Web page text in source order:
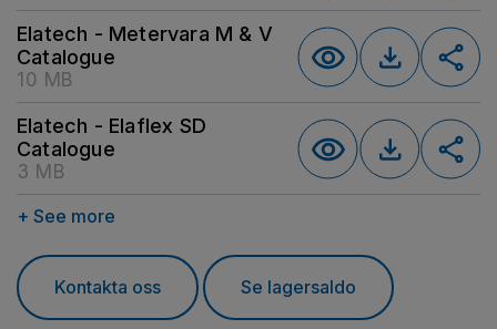
Elatech - Metervara M & V
Catalogue
10 MB
Elatech - Elaflex SD
Catalogue
3 MB
+ See more
Kontakta oss Se lagersaldo